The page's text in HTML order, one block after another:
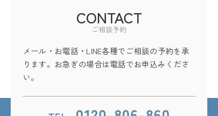
ご相談予約
CONTACT
メール・お電話・LINE各種でご相談の予約を承
ります。お急ぎの場合は電話でお申込みくださ
い。